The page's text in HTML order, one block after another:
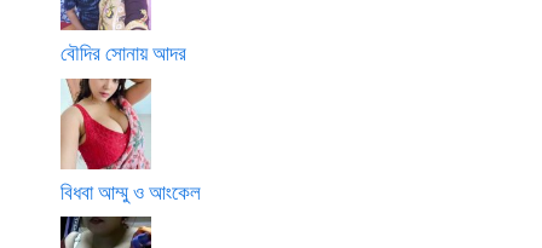
বৌদির সোনায় আদর
বিধবা আম্মু ও আংকেল